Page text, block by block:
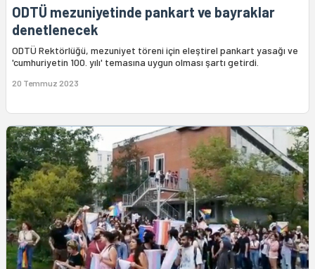
ODTÜ mezuniyetinde pankart ve bayraklar
denetlenecek
ODTÜ Rektörlüğü, mezuniyet töreni için eleştirel pankart yasağı ve
'cumhuriyetin 100. yılı' temasına uygun olması şartı getirdi.
20 Temmuz 2023